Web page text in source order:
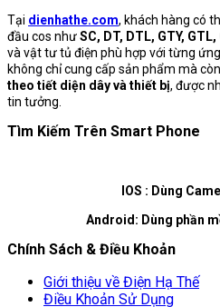
Tại dienhathe.com, khách hàng có
đầu cos nhưSC, DT, DTL, GTY, GTL,
và vật tư tủ điện phù hợp với từng
không chỉ cung cấp sản phẩm mà
theo tiết diện dây và thiết bị, được
tin tưởng.
Tìm Kiếm Trên Smart Phone
IOS : Dùng
Android: Dùng phần
Chính Sách & Điều Khoản
Giới thiệu về Điện Hạ Thế
Điều Khoản Sử Dụng